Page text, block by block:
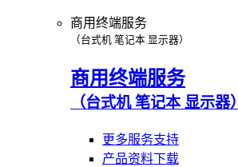
商用终端服务
（台式机 笔记本 显示器）
商用终端服务
（台式机 笔记本 显示器）
更多服务支持
产品资料下载